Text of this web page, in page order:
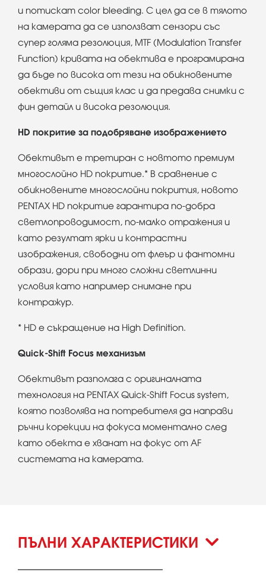
и потискат color bleeding. С цел да се в тялото
на камерата да се използват сензори със
супер голяма резолюция, MTF (Modulation Transfer
Function) кривата на обектива е програмирана
да бъде по висока от тези на обикновените
обективи от същия клас и да предава снимки с
фин детайл и висока резолюция.
HD покритие за подобряване изображението
Обективът е третиран с новтото премиум
многослойно HD покритие.* В сравнение с
обикновените многослойни покрития, новото
PENTAX HD покритие гарантира по-добра
светлопроводимост, по-малко отражения и
като резултат ярки и контрастни
изображения, свободни от флеър и фантомни
образи, дори при много сложни светлинни
условия като например снимане при
контражур.
* HD е съкращение на High Definition.
Quick-Shift Focus механизъм
Обективът разполага с оригиналната
технология на PENTAX Quick-Shift Focus system,
която позволява на потребителя да направи
ръчни корекции на фокуса моментално след
като обекта е хванат на фокус от AF
системата на камерата.
ПЪЛНИ ХАРАКТЕРИСТИКИ